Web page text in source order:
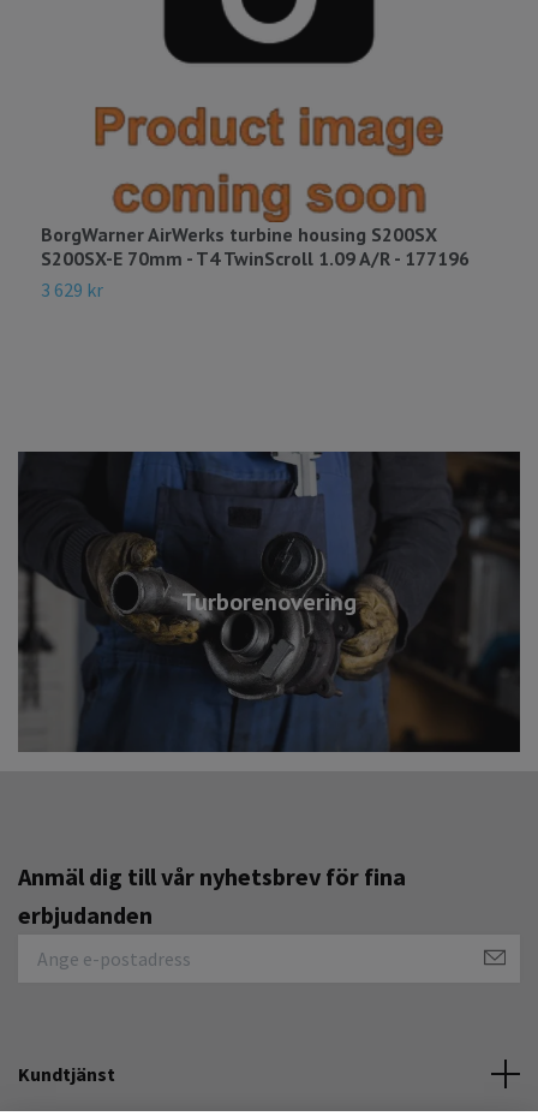
Turborenovering
BorgWarner AirWerks turbine housing S200SX
S200SX-E 70mm - T4 TwinScroll 1.09 A/R - 177196
3 629 kr
Anmäl dig till vår nyhetsbrev för fina
erbjudanden
Kundtjänst